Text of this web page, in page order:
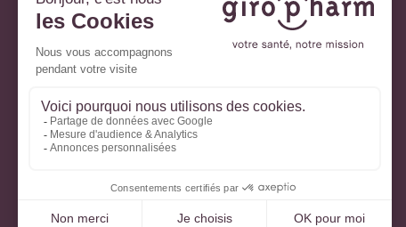
À votre service
Mon Espace Patient